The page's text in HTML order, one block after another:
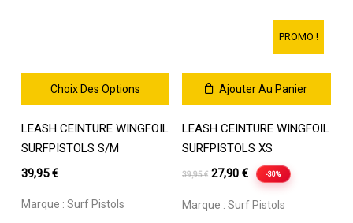
Choix Des Options
produit
a
plusieurs
variations.
Les
LEASH CEINTURE WINGFOIL
SURFPISTOLS S/M
39,95€
Marque : Surf Pistols
PROMO !
Ajouter Au Panier
LEASH CEINTURE WINGFOIL
SURFPISTOLS XS
39,95€ Le
initial
27,90€Le
prix
actuel
-30%
Marque :Surf Pistols